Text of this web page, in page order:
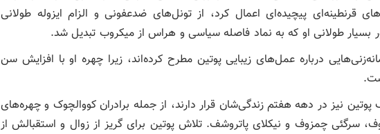
قرنطینه‌ای پیچیده‌ای اعمال کرد، از تونل‌های ضدعفونی و الزام ایزوله طولانی
بسیار طولانی او که به نماد فاصله سیاسی و هراس از میکروب تبدیل شد.
درباره عمل‌های زیبایی پوتین مطرح کرده‌اند، زیرا چهره او با افزایش سن
نیز در دهه هفتم زندگی‌شان قرار دارند، از جمله برادران کووالچوک و چهره‌های
سرگئی چمزوف و نیکلای پاتروشف. تلاش پوتین برای گریز از زوال و استقبالش از